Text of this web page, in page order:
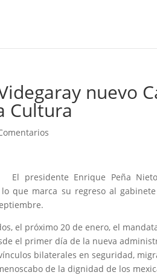
nuevo
Cultura
El presidente Enrique Peña
lo que marca su regreso al
el próximo 20 de enero, el
el primer día de la nueva
bilaterales en seguridad,
de la dignidad de los